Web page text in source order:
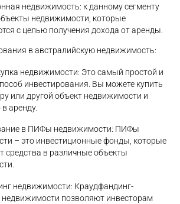
недвижимость: к данному сегменту
недвижимости, которые
с целью получения дохода от аренды.
в австралийскую недвижимость:
недвижимости: Это самый простой и
инвестирования. Вы можете купить
или другой объект недвижимости и
аренду.
в ПИФы недвижимости: ПИФы
– это инвестиционные фонды, которые
средства в различные объекты
недвижимости: Краудфандинг-
позволяют инвесторам